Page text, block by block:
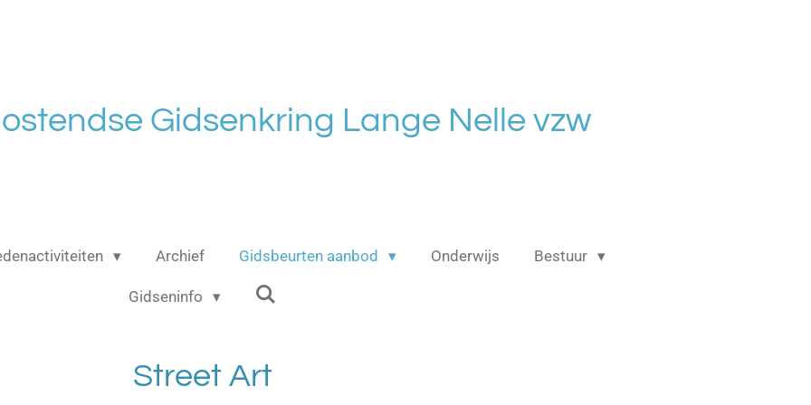
Gidsenkring Lange Nelle vzw
Archief Gidsbeurten aanbod Onderwijs Bestuur
Gidseninfo
Street Art